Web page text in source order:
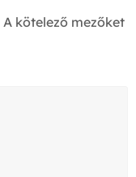
A kötelező mezőket